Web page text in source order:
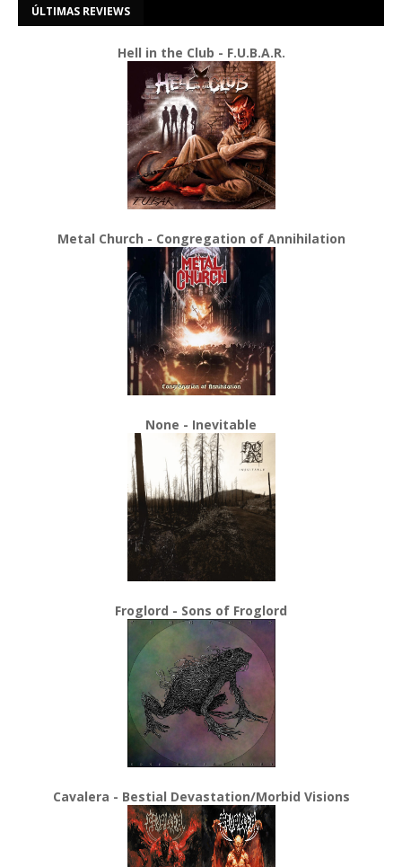
ÚLTIMAS REVIEWS
Hell in the Club - F.U.B.A.R.
Metal Church - Congregation of Annihilation
None - Inevitable
Froglord - Sons of Froglord
Cavalera - Bestial Devastation/Morbid Visions